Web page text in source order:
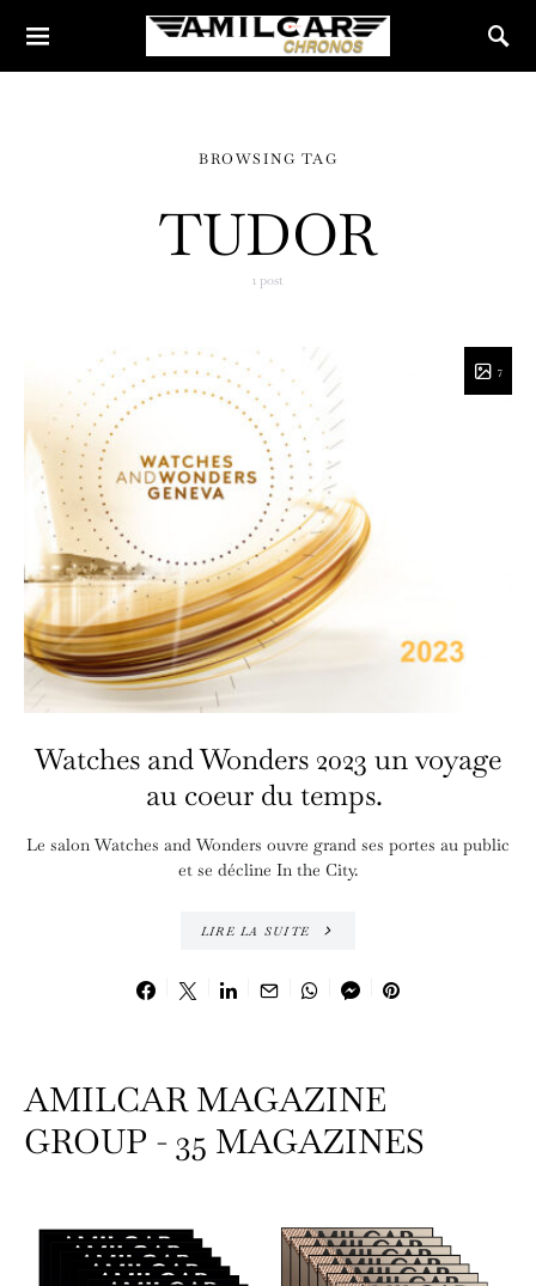
BROWSING TAG
TUDOR
1 post
7
Watches and Wonders 2023 un voyage
au coeur du temps.
Le salon Watches and Wonders ouvre grand ses portes au public
et se décline In the City.
LIRE LA SUITE
AMILCAR MAGAZINE
GROUP - 35 MAGAZINES